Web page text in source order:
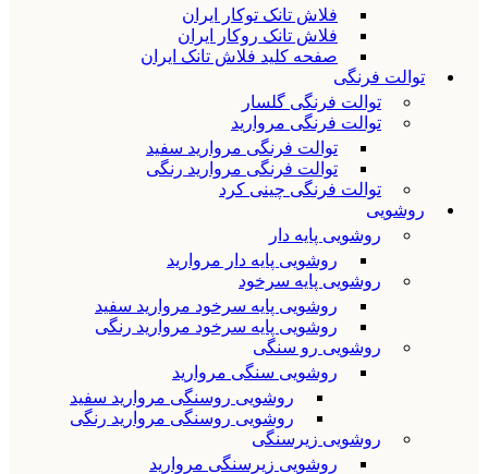
فلاش تانک توکار ایران
فلاش تانک روکار ایران
صفحه کلید فلاش تانک ایران
توالت فرنگی
توالت فرنگی گلسار
توالت فرنگی مروارید
توالت فرنگی مروارید سفید
توالت فرنگی مروارید رنگی
توالت فرنگی چینی کرد
روشویی
روشویی پایه دار
روشویی پایه دار مروارید
روشویی پایه سرخود
روشویی پایه سرخود مروارید سفید
روشویی پایه سرخود مروارید رنگی
روشویی رو سنگی
روشویی سنگی مروارید
روشویی روسنگی مروارید سفید
روشویی روسنگی مروارید رنگی
روشویی زیرسنگی
روشویی زیرسنگی مروارید